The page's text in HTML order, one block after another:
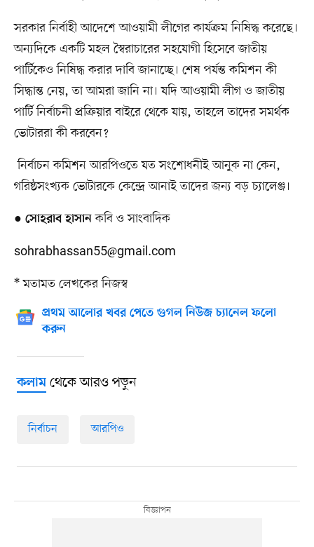
সরকার নির্বাহী আদেশে আওয়ামী লীগের কার্যক্রম নিষিদ্ধ করেছে।
অন্যদিকে একটি মহল স্বৈরাচারের সহযোগী হিসেবে জাতীয়
পার্টিকেও নিষিদ্ধ করার দাবি জানাচ্ছে। শেষ পর্যন্ত কমিশন কী
সিদ্ধান্ত নেয়, তা আমরা জানি না। যদি আওয়ামী লীগ ও জাতীয়
পার্টি নির্বাচনী প্রক্রিয়ার বাইরে থেকে যায়, তাহলে তাদের সমর্থক
ভোটাররা কী করবেন?
নির্বাচন কমিশন আরপিওতে যত সংশোধনীই আনুক না কেন,
গরিষ্ঠসংখ্যক ভোটারকে কেন্দ্রে আনাই তাদের জন্য বড় চ্যালেঞ্জ।
● সোহরাব হাসানকবি ও সাংবাদিক
sohrabhassan55@gmail.com
* মতামত লেখকের নিজস্ব
প্রথম আলোর খবর পেতে গুগল নিউজ চ্যানেল ফলো
করুন
কলামথেকে আরও পড়ুন
নির্বাচন আরপিও